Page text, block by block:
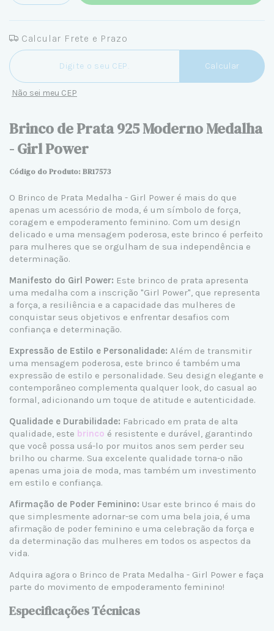
Calcular Frete e Prazo
Entregas para o CEP:
Calcular
Não sei meu CEP
Brinco de Prata 925 Moderno Medalha
- Girl Power
Código do Produto: BR17573
O Brinco de Prata Medalha - Girl Power é mais do que
apenas um acessório de moda, é um símbolo de força,
coragem e empoderamento feminino. Com um design
delicado e uma mensagem poderosa, este brinco é perfeito
para mulheres que se orgulham de sua independência e
determinação.
Manifesto do Girl Power: Este brinco de prata apresenta
uma medalha com a inscrição "Girl Power", que representa
a força, a resiliência e a capacidade das mulheres de
conquistar seus objetivos e enfrentar desafios com
confiança e determinação.
Expressão de Estilo e Personalidade: Além de transmitir
uma mensagem poderosa, este brinco é também uma
expressão de estilo e personalidade. Seu design elegante e
contemporâneo complementa qualquer look, do casual ao
formal, adicionando um toque de atitude e autenticidade.
Qualidade e Durabilidade: Fabricado em prata de alta
qualidade, este brinco é resistente e durável, garantindo
que você possa usá-lo por muitos anos sem perder seu
brilho ou charme. Sua excelente qualidade torna-o não
apenas uma joia de moda, mas também um investimento
em estilo e confiança.
Afirmação de Poder Feminino: Usar este brinco é mais do
que simplesmente adornar-se com uma bela joia, é uma
afirmação de poder feminino e uma celebração da força e
da determinação das mulheres em todos os aspectos da
vida.
Adquira agora o Brinco de Prata Medalha - Girl Power e faça
parte do movimento de empoderamento feminino!
Especificações Técnicas